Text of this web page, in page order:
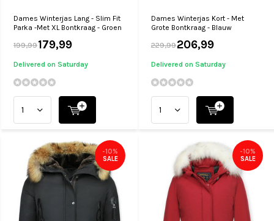
Dames Winterjas Lang - Slim Fit
Parka -Met XL Bontkraag - Groen
199,99179,99
Delivered on Saturday
Dames Winterjas Kort - Met
Grote Bontkraag - Blauw
229,99206,99
Delivered on Saturday
-10%
SALE
-10%
SALE